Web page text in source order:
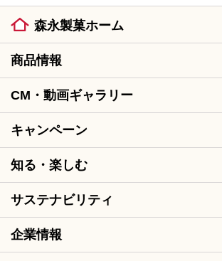
森永製菓ホーム
商品情報
CM・動画ギャラリー
キャンペーン
知る・楽しむ
サステナビリティ
企業情報